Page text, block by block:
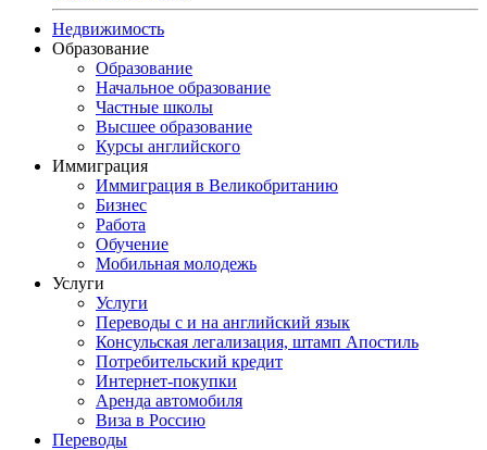
Недвижимость
Образование
Образование
Начальное образование
Частные школы
Высшее образование
Курсы английского
Иммиграция
Иммиграция в Великобританию
Бизнес
Работа
Обучение
Мобильная молодежь
Услуги
Услуги
Переводы с и на английский язык
Консульская легализация, штамп Апостиль
Потребительский кредит
Интернет-покупки
Аренда автомобиля
Виза в Россию
Переводы